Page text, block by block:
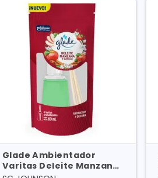
Glade Ambientador
Varitas Deleite Manzana